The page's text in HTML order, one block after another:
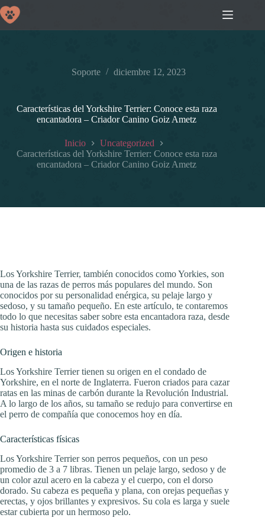
Saltar
al
contenido
Soporte diciembre 12, 2023
Características del Yorkshire Terrier: Conoce esta raza
encantadora – Criador Canino Goiz Ametz
Inicio
Uncategorized
Características del Yorkshire Terrier: Conoce esta raza
encantadora – Criador Canino Goiz Ametz
Los Yorkshire Terrier, también conocidos como Yorkies, son
una de las razas de perros más populares del mundo. Son
conocidos por su personalidad enérgica, su pelaje largo y
sedoso, y su tamaño pequeño. En este artículo, te contaremos
todo lo que necesitas saber sobre esta encantadora raza, desde
su historia hasta sus cuidados especiales.
Origen e historia
Los Yorkshire Terrier tienen su origen en el condado de
Yorkshire, en el norte de Inglaterra. Fueron criados para cazar
ratas en las minas de carbón durante la Revolución Industrial.
A lo largo de los años, su tamaño se redujo para convertirse en
el perro de compañía que conocemos hoy en día.
Características físicas
Los Yorkshire Terrier son perros pequeños, con un peso
promedio de 3 a 7 libras. Tienen un pelaje largo, sedoso y de
un color azul acero en la cabeza y el cuerpo, con el dorso
dorado. Su cabeza es pequeña y plana, con orejas pequeñas y
erectas, y ojos brillantes y expresivos. Su cola es larga y suele
estar cubierta por un hermoso pelo.